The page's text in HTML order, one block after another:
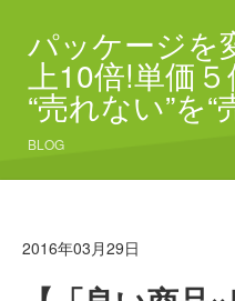
パッケージを
上10倍!単価５
“売れない”を“
BLOG
2016年03月29日